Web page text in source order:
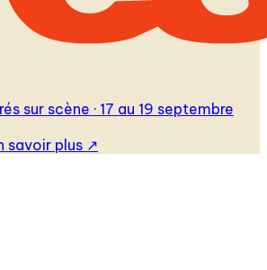
sur scène · 17 au 19 septembre
savoir plus ↗